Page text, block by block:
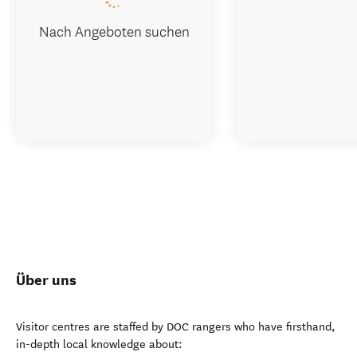
Über uns
Visitor centres are staffed by DOC rangers who have firsthand,
in-depth local knowledge about:
Nach Angeboten suchen